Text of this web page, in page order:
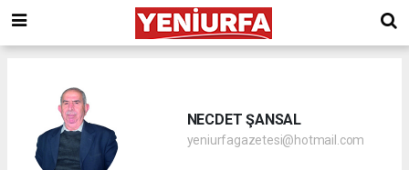
NECDET ŞANSAL
yeniurfagazetesi@hotmail.com